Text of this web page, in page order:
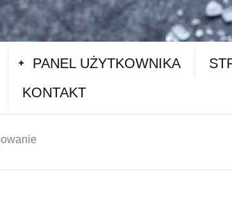
PANEL UŻYTKOWNIKA
KONTAKT